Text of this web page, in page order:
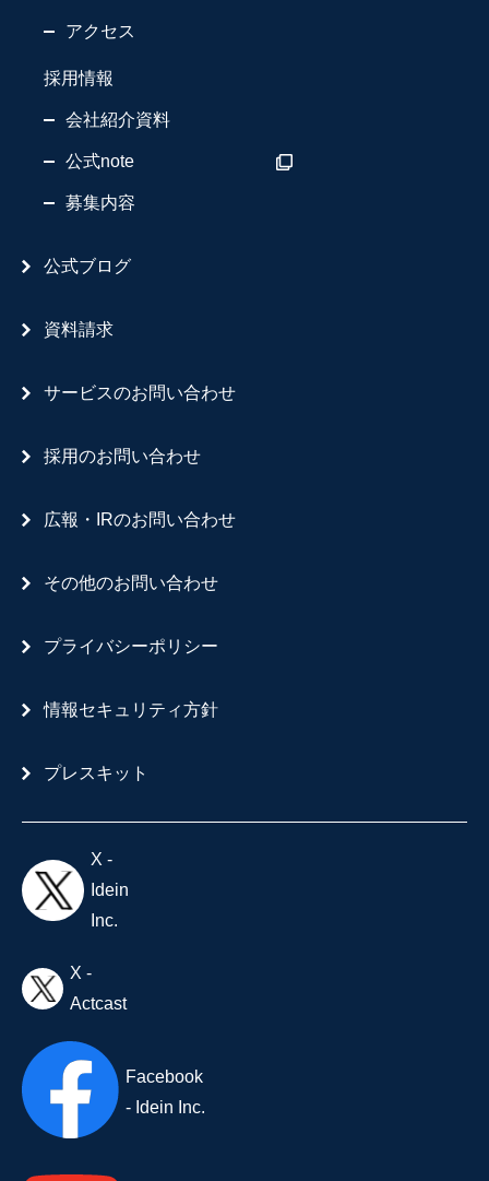
アクセス
採用情報
会社紹介資料
公式note
募集内容
公式ブログ
資料請求
サービスのお問い合わせ
採用のお問い合わせ
広報・IRのお問い合わせ
その他のお問い合わせ
プライバシーポリシー
情報セキュリティ方針
プレスキット
X -
Idein
Inc.
X -
Actcast
Facebook
- Idein Inc.